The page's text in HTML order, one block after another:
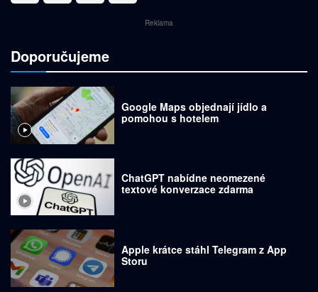
Reklama
Doporučujeme
Google Maps objednají jídlo a
pomohou s hotelem
ChatGPT nabídne neomezené
textové konverzace zdarma
Apple krátce stáhl Telegram z App
Storu